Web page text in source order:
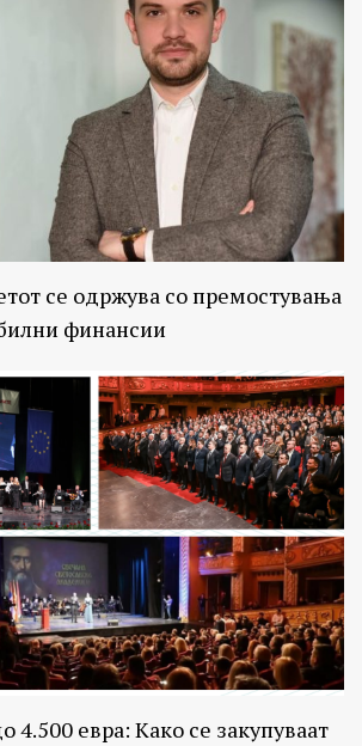
се одржува со премостувања
финансии
4.500 евра: Како се закупуваат